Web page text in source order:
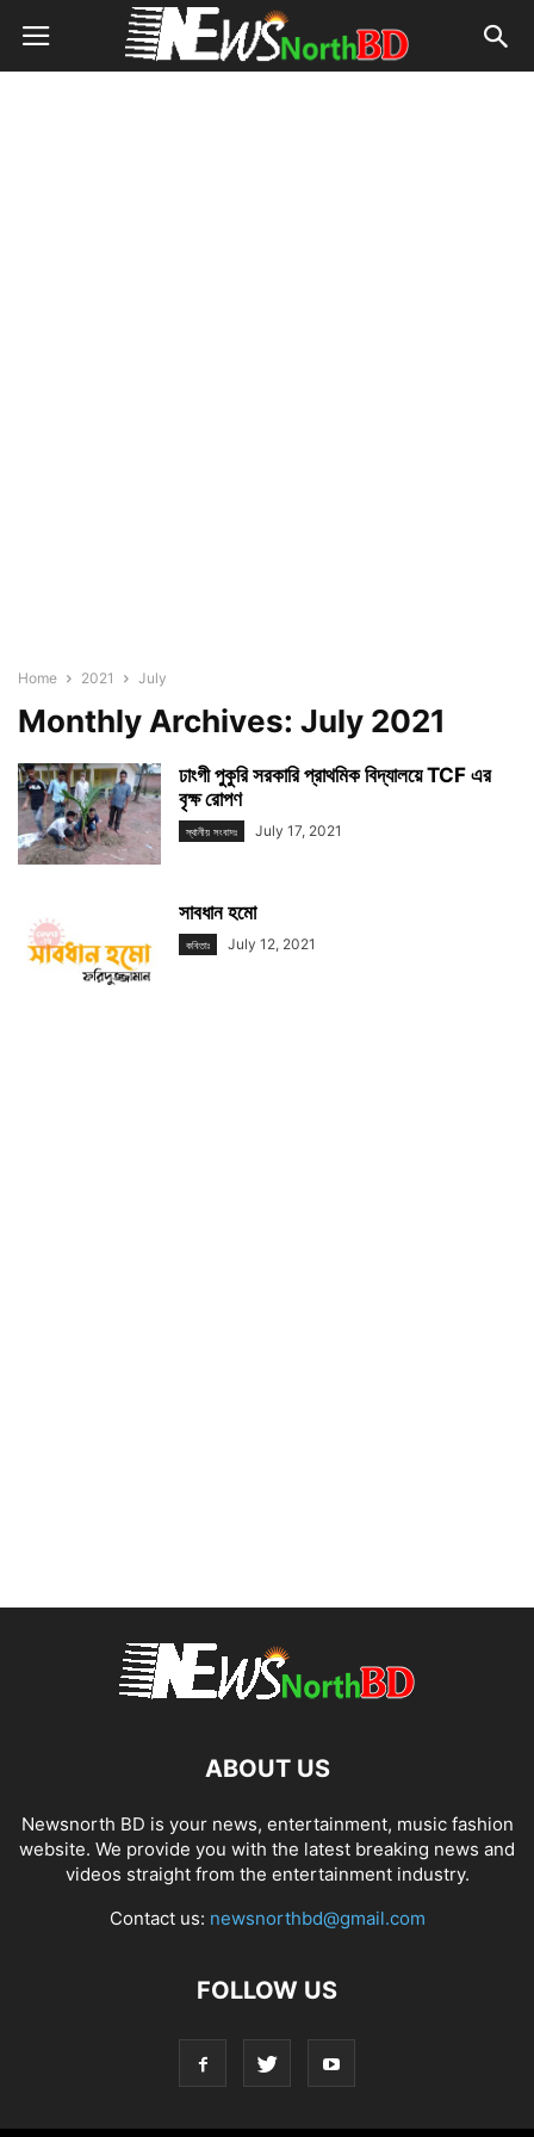
Home 2021 July
Monthly Archives: July 2021
ঢাংগী পুকুরি সরকারি প্রাথমিক বিদ্যালয়ে TCF এর
বৃক্ষ রোপণ
স্থানীয় সংবাদঃ July 17, 2021
সাবধান হমো
কবিতাঃ July 12, 2021
ABOUT US
Newsnorth BD is your news, entertainment, music fashion
website. We provide you with the latest breaking news and
videos straight from the entertainment industry.
Contact us: newsnorthbd@gmail.com
FOLLOW US